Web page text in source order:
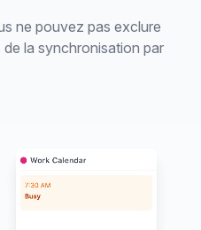
ne pouvez pas exclure
la synchronisation par